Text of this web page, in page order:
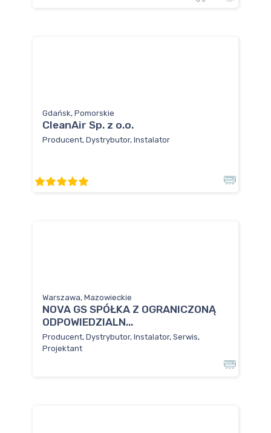
Gdańsk, Pomorskie
CleanAir Sp. z o.o.
Producent, Dystrybutor, Instalator
Warszawa, Mazowieckie
NOVA GS SPÓŁKA Z OGRANICZONĄ
ODPOWIEDZIALN...
Producent, Dystrybutor, Instalator, Serwis,
Projektant